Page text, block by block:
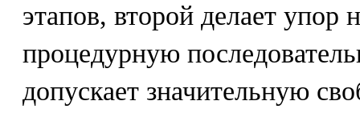
этапов, второй делает упор
процедурную
допускает значительную